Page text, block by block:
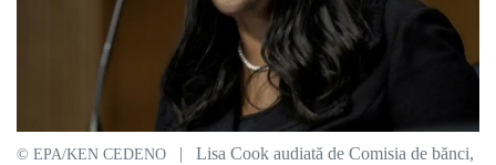
© EPA/KEN CEDENO
| Lisa Cook audiată de Comisia de bănci,